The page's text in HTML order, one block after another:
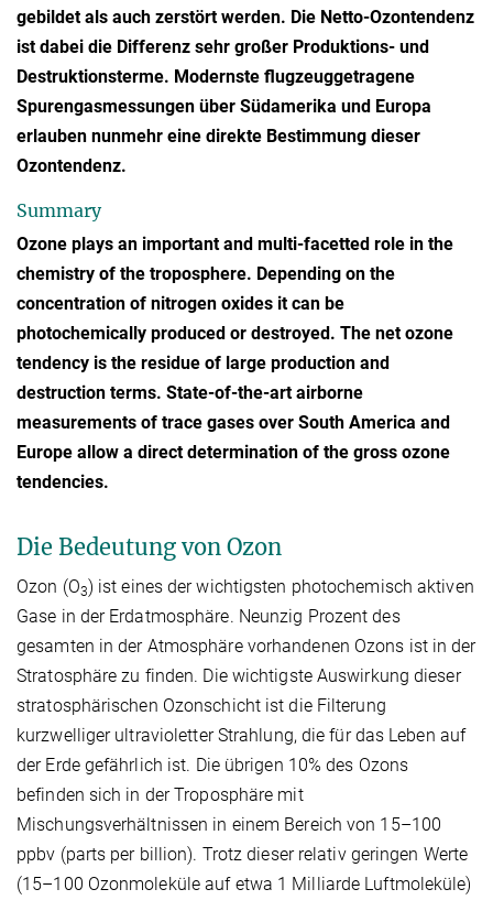
gebildet als auch zerstört werden. Die Netto-Ozontendenz
ist dabei die Differenz sehr großer Produktions- und
Destruktionsterme. Modernste flugzeuggetragene
Spurengasmessungen über Südamerika und Europa
erlauben nunmehr eine direkte Bestimmung dieser
Ozontendenz.
Summary
Ozone plays an important and multi-facetted role in the
chemistry of the troposphere. Depending on the
concentration of nitrogen oxides it can be
photochemically produced or destroyed. The net ozone
tendency is the residue of large production and
destruction terms. State-of-the-art airborne
measurements of trace gases over South America and
Europe allow a direct determination of the gross ozone
tendencies.
Die Bedeutung von Ozon
Ozon (O3) ist eines der wichtigsten photochemisch aktiven
Gase in der Erdatmosphäre. Neunzig Prozent des
gesamten in der Atmosphäre vorhandenen Ozons ist in der
Stratosphäre zu finden. Die wichtigste Auswirkung dieser
stratosphärischen Ozonschicht ist die Filterung
kurzwelliger ultravioletter Strahlung, die für das Leben auf
der Erde gefährlich ist. Die übrigen 10% des Ozons
befinden sich in der Troposphäre mit
Mischungsverhältnissen in einem Bereich von 15–100
ppbv (parts per billion). Trotz dieser relativ geringen Werte
(15–100 Ozonmoleküle auf etwa 1 Milliarde Luftmoleküle)